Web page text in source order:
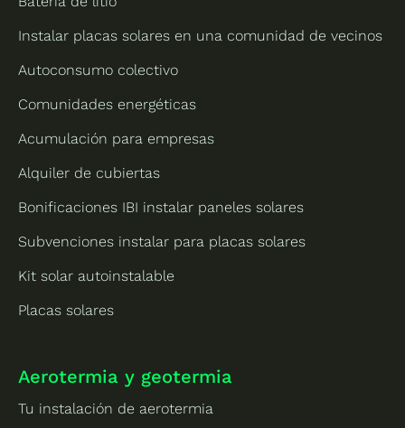
Instalar placas solares en una comunidad de vecinos
Autoconsumo colectivo
Comunidades energéticas
Acumulación para empresas
Alquiler de cubiertas
Bonificaciones IBI instalar paneles solares
Subvenciones instalar para placas solares
Kit solar autoinstalable
Placas solares
Aerotermia y geotermia
Tu instalación de aerotermia